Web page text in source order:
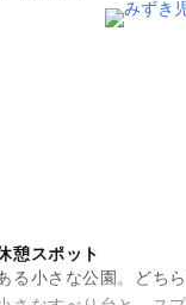
憩スポット
る小さな公園。どち